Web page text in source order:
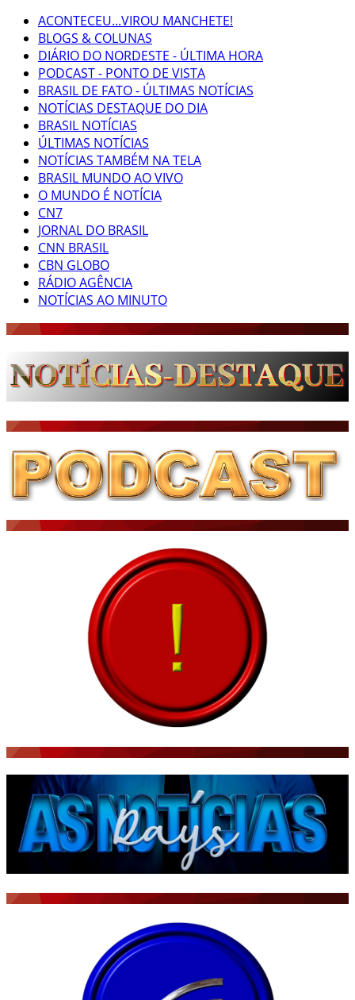
ACONTECEU...VIROU MANCHETE!
BLOGS & COLUNAS
DIÁRIO DO NORDESTE - ÚLTIMA HORA
PODCAST - PONTO DE VISTA
BRASIL DE FATO - ÚLTIMAS NOTÍCIAS
NOTÍCIAS DESTAQUE DO DIA
BRASIL NOTÍCIAS
ÚLTIMAS NOTÍCIAS
NOTÍCIAS TAMBÉM NA TELA
BRASIL MUNDO AO VIVO
O MUNDO É NOTÍCIA
CN7
JORNAL DO BRASIL
CNN BRASIL
CBN GLOBO
RÁDIO AGÊNCIA
NOTÍCIAS AO MINUTO